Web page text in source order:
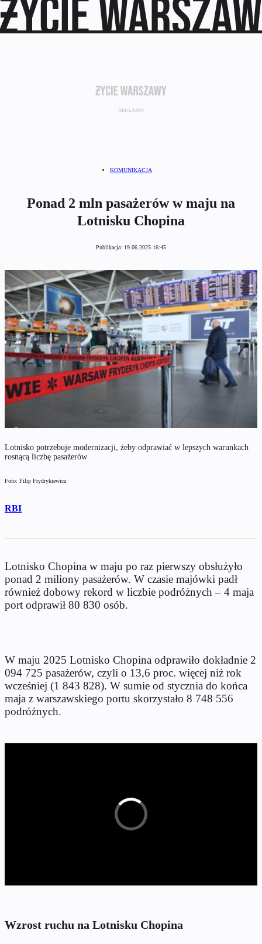
KOMUNIKACJA
Ponad 2 mln pasażerów w maju na
Lotnisku Chopina
Publikacja: 19.06.2025 16:45
Lotnisko potrzebuje modernizacji, żeby odprawiać w lepszych warunkach
rosnącą liczbę pasażerów
Foto: Filip Frydrykiewicz
RBI
Lotnisko Chopina w maju po raz pierwszy obsłużyło
ponad 2 miliony pasażerów. W czasie majówki padł
również dobowy rekord w liczbie podróżnych – 4 maja
port odprawił 80 830 osób.
W maju 2025 Lotnisko Chopina odprawiło dokładnie 2
094 725 pasażerów, czyli o 13,6 proc. więcej niż rok
wcześniej (1 843 828). W sumie od stycznia do końca
maja z warszawskiego portu skorzystało 8 748 556
podróżnych.
Wzrost ruchu na Lotnisku Chopina